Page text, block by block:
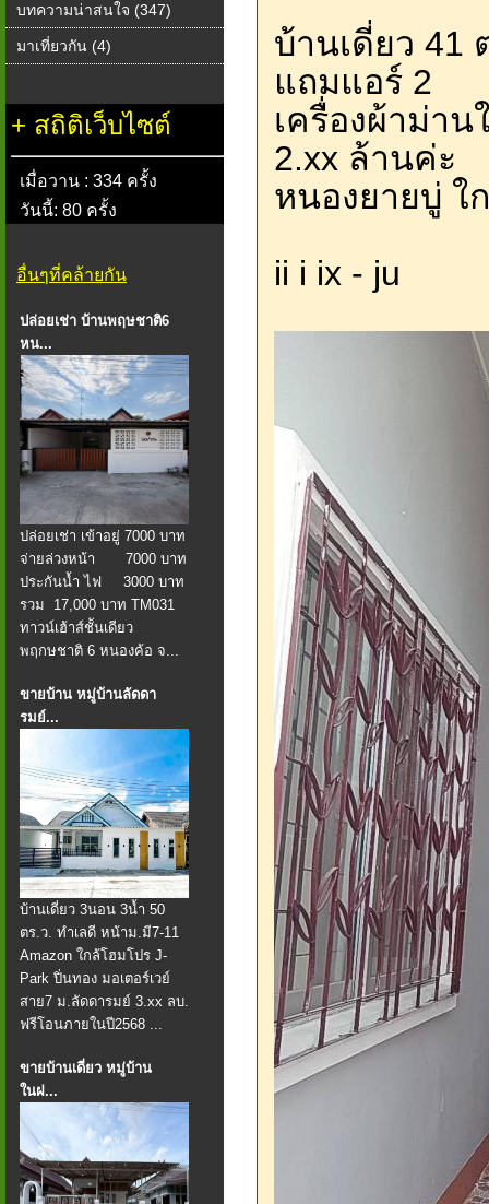
บทความน่าสนใจ (347)
มาเที่ยวกัน (4)
+ สถิติเว็บไซต์
เมื่อวาน : 334 ครั้ง
วันนี้: 80 ครั้ง
อื่นๆที่คล้ายกัน
ปล่อยเช่า บ้านพฤษชาติ6
หน...
ปล่อยเช่า เข้าอยู่ 7000 บาท
จ่ายล่วงหน้า 7000 บาท
ประกันน้ำ ไฟ 3000 บาท
รวม 17,000 บาท TM031
ทาวน์เฮ้าส์ชัันเดียว
พฤกษชาติ 6 หนองค้อ จ...
ขายบ้าน หมู่บ้านลัดดา
รมย์...
บ้านเดี่ยว 3นอน 3น้ำ 50
ตร.ว. ทำเลดี หน้าม.มี7-11
Amazon ใกล้โฮมโปร J-
Park ปิ่นทอง มอเตอร์เวย์
สาย7 ม.ลัดดารมย์ 3.xx ลบ.
ฟรีโอนภายในปี2568 ...
ขายบ้านเดี่ยว หมู่บ้าน
ในฝ...
บ้านเดี่ยว 41
แถมแอร์ 2
เครื่องผ้าม่า
2.xx ล้านค่ะ
หนองยายบู่ ใ
ii i ix - ju